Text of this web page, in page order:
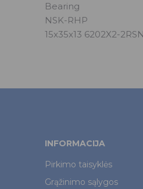
Bearing
NSK-RHP
15x35x13 6202X2-
INFORMACIJA
Pirkimo taisyklės
Grąžinimo sąlygos